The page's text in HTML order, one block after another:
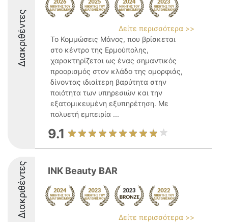
Διακριθέντες
Δείτε περισσότερα >>
Το Κομμώσεις Μάνος, που βρίσκεται
στο κέντρο της Ερμούπολης,
χαρακτηρίζεται ως ένας σημαντικός
προορισμός στον κλάδο της ομορφιάς,
δίνοντας ιδιαίτερη βαρύτητα στην
ποιότητα των υπηρεσιών και την
εξατομικευμένη εξυπηρέτηση. Με
πολυετή εμπειρία ...
9.1
Διακριθέντες INK Beauty BAR
Δείτε περισσότερα >>